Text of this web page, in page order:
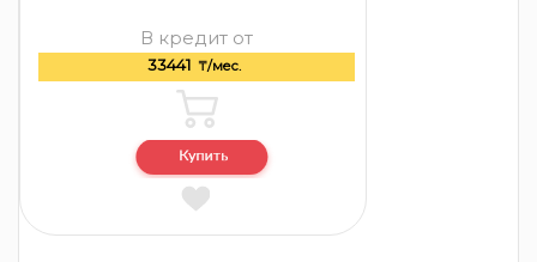
В кредит от
33441 ₸/мес.